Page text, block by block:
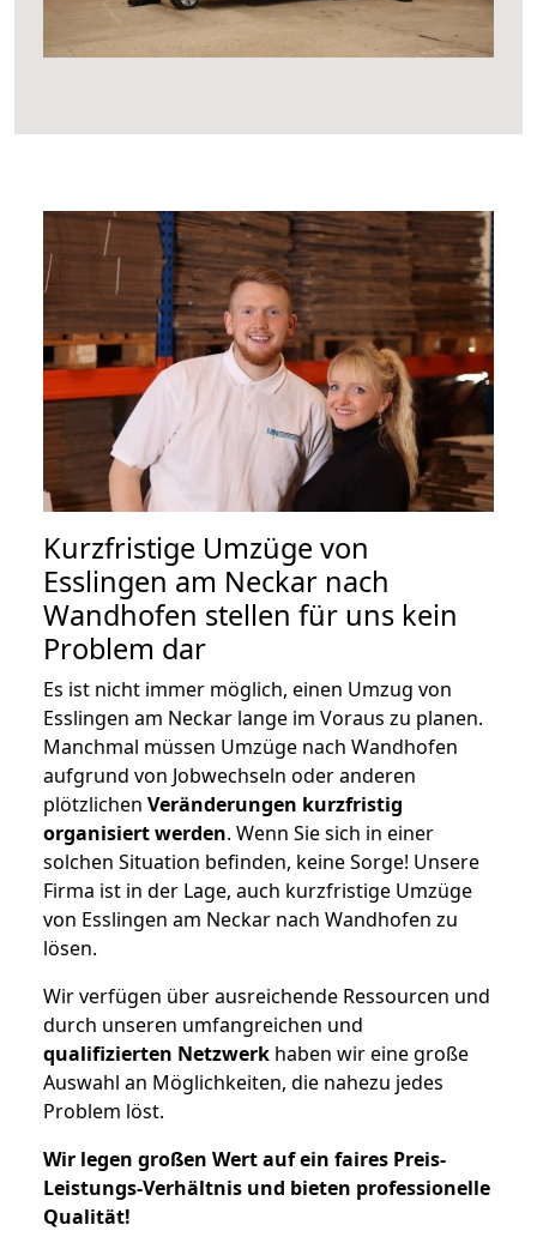
Kurzfristige Umzüge von
Esslingen am Neckar nach
Wandhofen stellen für uns kein
Problem dar
Es ist nicht immer möglich, einen Umzug von
Esslingen am Neckar lange im Voraus zu planen.
Manchmal müssen Umzüge nach Wandhofen
aufgrund von Jobwechseln oder anderen
plötzlichen Veränderungen kurzfristig
organisiert werden. Wenn Sie sich in einer
solchen Situation befinden, keine Sorge! Unsere
Firma ist in der Lage, auch kurzfristige Umzüge
von Esslingen am Neckar nach Wandhofen zu
lösen.
Wir verfügen über ausreichende Ressourcen und
durch unseren umfangreichen und
qualifizierten Netzwerk haben wir eine große
Auswahl an Möglichkeiten, die nahezu jedes
Problem löst.
Wir legen großen Wert auf ein faires Preis-
Leistungs-Verhältnis und bieten professionelle
Qualität!